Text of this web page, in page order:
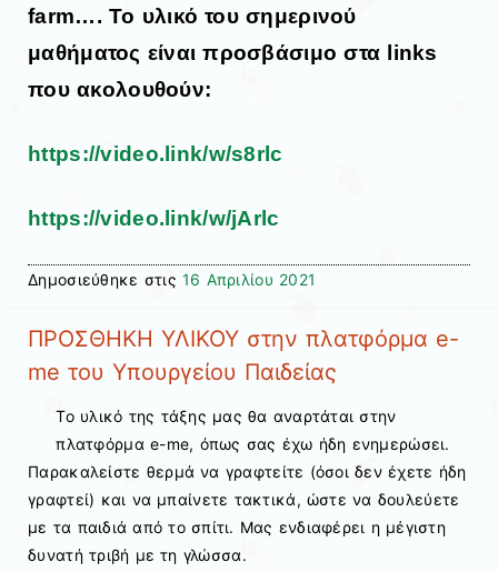
farm…. Το υλικό του σημερινού
μαθήματος είναι προσβάσιμο στα links
που ακολουθούν:
https://video.link/w/s8rlc
https://video.link/w/jArlc
Δημοσιεύθηκε στις 16 Απριλίου 2021
ΠΡΟΣΘΗΚΗ ΥΛΙΚΟΥ στην πλατφόρμα e-
me του Υπουργείου Παιδείας
Το υλικό της τάξης μας θα αναρτάται στην
πλατφόρμα e-me, όπως σας έχω ήδη ενημερώσει.
Παρακαλείστε θερμά να γραφτείτε (όσοι δεν έχετε ήδη
γραφτεί) και να μπαίνετε τακτικά, ώστε να δουλεύετε
με τα παιδιά από το σπίτι. Μας ενδιαφέρει η μέγιστη
δυνατή τριβή με τη γλώσσα.